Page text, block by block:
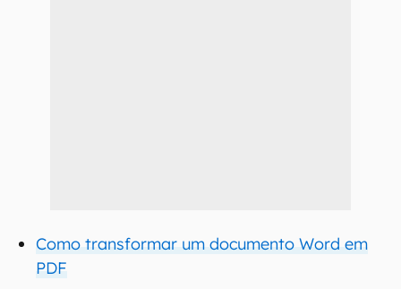
Como transformar um documento Word em
PDF